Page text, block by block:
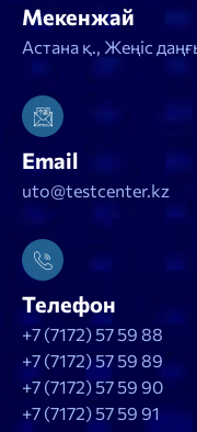
Мекенжай
Астана қ., Жеңіс
Email
uto@testcenter.kz
Телефон
+7 (7172) 57 59 88
+7 (7172) 57 59 89
+7 (7172) 57 59 90
+7 (7172) 57 59 91